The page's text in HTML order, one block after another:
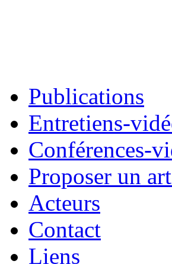
Publications
Entretiens-
Conférences-
Proposer un
Acteurs
Contact
Liens